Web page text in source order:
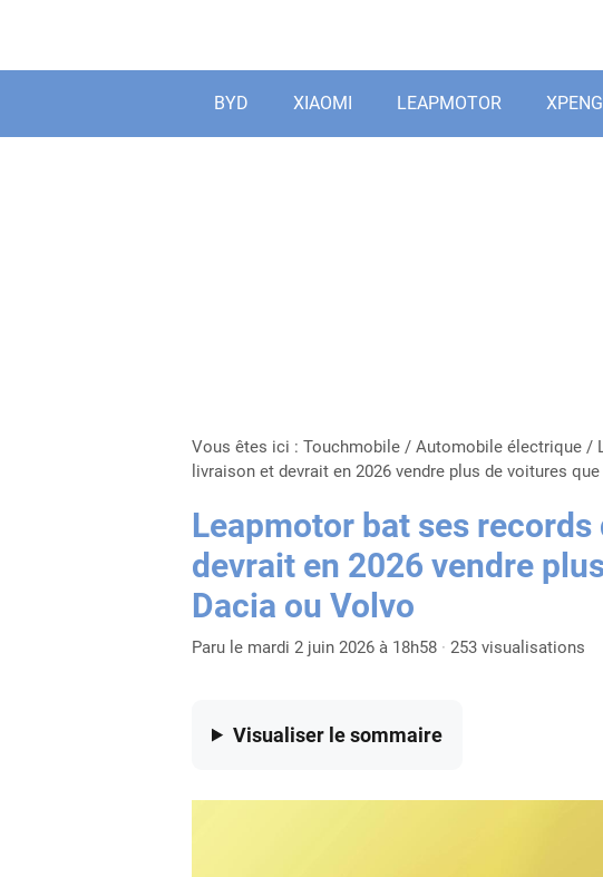
contenu
BYD XIAOMI LEAPMOTOR XPENG
Vous êtes ici : Touchmobile / Automobile électrique /
livraison et devrait en 2026 vendre plus de voitures
Leapmotor bat ses
devrait en 2026 vendre
Dacia ou Volvo
Paru le mardi 2 juin 2026 à 18h58 · 253 visualisations
Visualiser le sommaire